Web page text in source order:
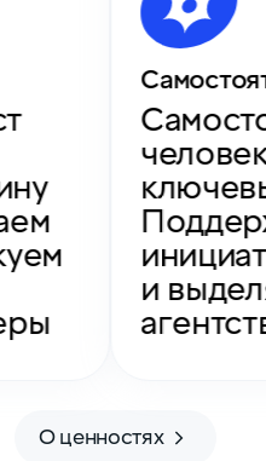
и
О ценностях